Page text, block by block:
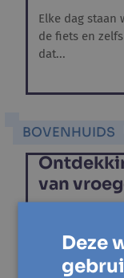
Elke dag staan
de fiets en
dat...
BOVENHUIDS
van
Stel je voor: je
mensen om je
vertellen....
Deze